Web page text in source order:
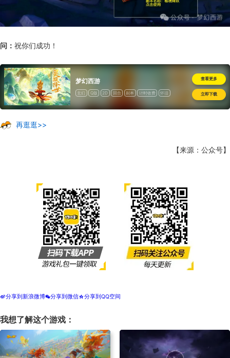
问： 祝你们成功！
梦幻西游
玄幻 Q版 2D 回合 副本 计时收费 怀旧
查看更多
立即下载
再逛逛>>
【来源：公众号】
t分享到新浪微博w分享到微信z分享到QQ空间
我想了解这个游戏：